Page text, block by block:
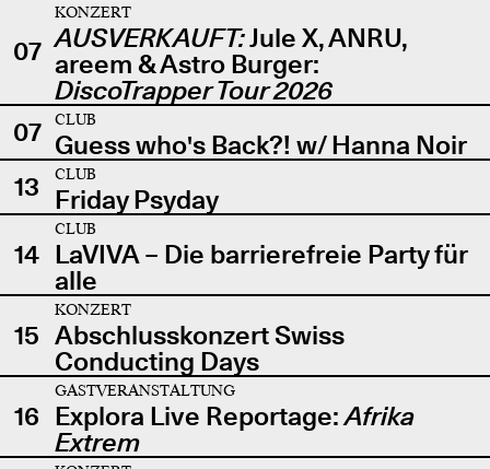
07
KONZERT
AUSVERKAUFT:Jule X, ANRU,
areem & Astro Burger:
DiscoTrapper Tour 2026
07
CLUB
Guess who's Back?! w/ Hanna Noir
13
CLUB
Friday Psyday
14
CLUB
LaVIVA – Die barrierefreie Party für
alle
15
KONZERT
Abschlusskonzert Swiss
Conducting Days
16
GASTVERANSTALTUNG
Explora Live Reportage:Afrika
Extrem